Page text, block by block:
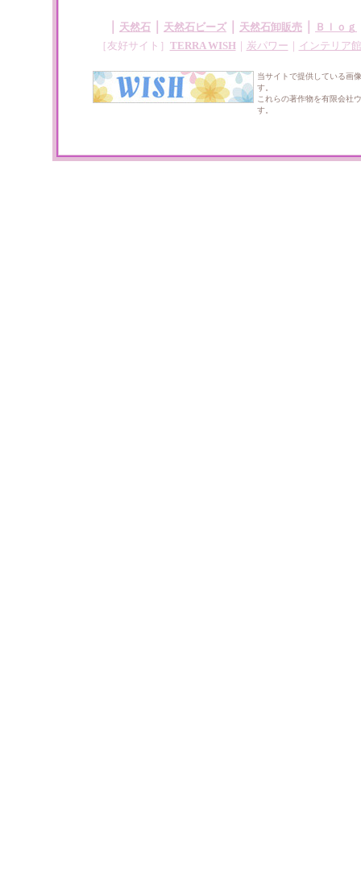
天然石 天然石ビーズ｜ 天然石卸販売 Ｂｌｏｇ
［友好サイト］ TERRA WISH｜ 炭パワー インテリア館
当サイトで提供している画
す。
これらの著作物を有限会社
す。